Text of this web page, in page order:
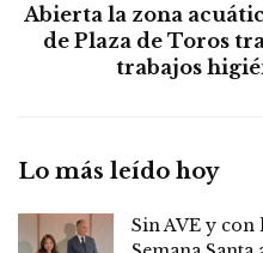
Abierta la zona
de Plaza de Toros
trabajos
Lo más leído hoy
Sin AVE y con